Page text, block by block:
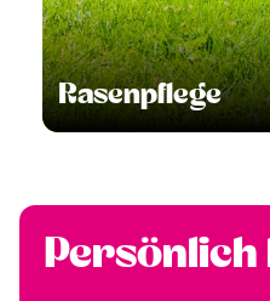
Rasenpflege